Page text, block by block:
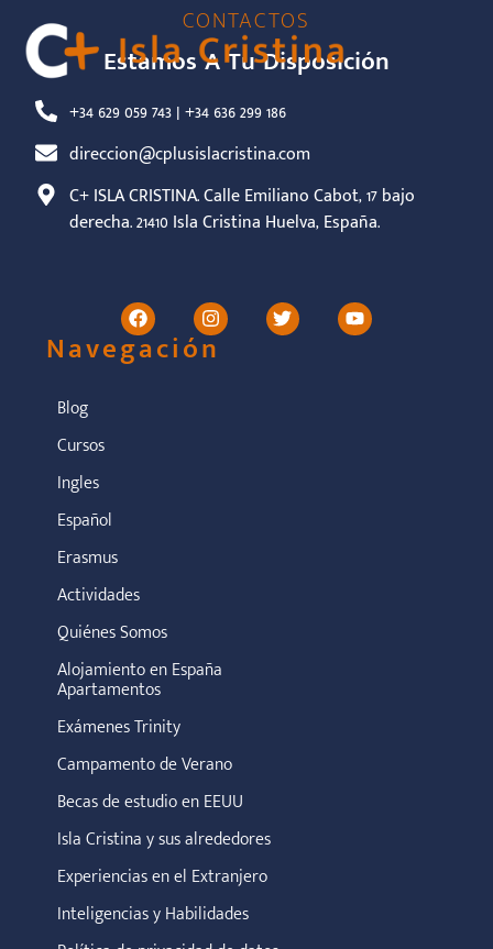
CONTACTOS
Estamos A Tu Disposición
+34 629 059 743 | +34 636 299 186
direccion@cplusislacristina.com
C+ ISLA CRISTINA. Calle Emiliano Cabot, 17 bajo
derecha. 21410 Isla Cristina Huelva, España.
Navegación
Blog
Cursos
Ingles
Español
Erasmus
Actividades
Quiénes Somos
Alojamiento en España
Apartamentos
Exámenes Trinity
Campamento de Verano
Becas de estudio en EEUU
Isla Cristina y sus alrededores
Experiencias en el Extranjero
Inteligencias y Habilidades